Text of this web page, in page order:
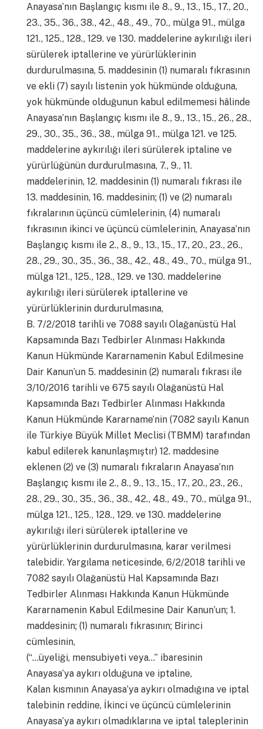
Anayasa’nın Başlangıç kısmı ile 8., 9., 13., 15., 17., 20.,
23., 35., 36., 38., 42., 48., 49., 70., mülga 91., mülga
121., 125., 128., 129. ve 130. maddelerine aykırılığı ileri
sürülerek iptallerine ve yürürlüklerinin
durdurulmasına, 5. maddesinin (1) numaralı fıkrasının
ve ekli (7) sayılı listenin yok hükmünde olduğuna,
yok hükmünde olduğunun kabul edilmemesi hâlinde
Anayasa’nın Başlangıç kısmı ile 8., 9., 13., 15., 26., 28.,
29., 30., 35., 36., 38., mülga 91., mülga 121. ve 125.
maddelerine aykırılığı ileri sürülerek iptaline ve
yürürlüğünün durdurulmasına, 7., 9., 11.
maddelerinin, 12. maddesinin (1) numaralı fıkrası ile
13. maddesinin, 16. maddesinin; (1) ve (2) numaralı
fıkralarının üçüncü cümlelerinin, (4) numaralı
fıkrasının ikinci ve üçüncü cümlelerinin, Anayasa’nın
Başlangıç kısmı ile 2., 8., 9., 13., 15., 17., 20., 23., 26.,
28., 29., 30., 35., 36., 38., 42., 48., 49., 70., mülga 91.,
mülga 121., 125., 128., 129. ve 130. maddelerine
aykırılığı ileri sürülerek iptallerine ve
yürürlüklerinin durdurulmasına,
B. 7/2/2018 tarihli ve 7088 sayılı Olağanüstü Hal
Kapsamında Bazı Tedbirler Alınması Hakkında
Kanun Hükmünde Kararnamenin Kabul Edilmesine
Dair Kanun’un 5. maddesinin (2) numaralı fıkrası ile
3/10/2016 tarihli ve 675 sayılı Olağanüstü Hal
Kapsamında Bazı Tedbirler Alınması Hakkında
Kanun Hükmünde Kararname’nin (7082 sayılı Kanun
ile Türkiye Büyük Millet Meclisi (TBMM) tarafından
kabul edilerek kanunlaşmıştır) 12. maddesine
eklenen (2) ve (3) numaralı fıkraların Anayasa’nın
Başlangıç kısmı ile 2., 8., 9., 13., 15., 17., 20., 23., 26.,
28., 29., 30., 35., 36., 38., 42., 48., 49., 70., mülga 91.,
mülga 121., 125., 128., 129. ve 130. maddelerine
aykırılığı ileri sürülerek iptallerine ve
yürürlüklerinin durdurulmasına, karar verilmesi
talebidir. Yargılama neticesinde, 6/2/2018 tarihli ve
7082 sayılı Olağanüstü Hal Kapsamında Bazı
Tedbirler Alınması Hakkında Kanun Hükmünde
Kararnamenin Kabul Edilmesine Dair Kanun’un; 1.
maddesinin; (1) numaralı fıkrasının; Birinci
cümlesinin,
(“…üyeliği, mensubiyeti veya…” ibaresinin
Anayasa’ya aykırı olduğuna ve iptaline,
Kalan kısmının Anayasa’ya aykırı olmadığına ve iptal
talebinin reddine, İkinci ve üçüncü cümlelerinin
Anayasa’ya aykırı olmadıklarına ve iptal taleplerinin